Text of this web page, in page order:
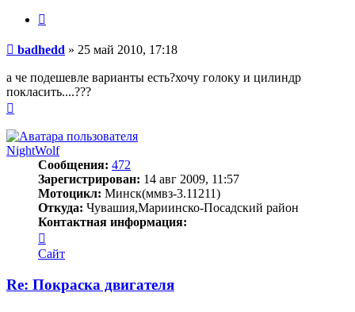
Сообщение
badhedd » 25 май 2010, 17:18
а че подешевле варианты есть?хочу голоку и цилиндр
покласить....???
началу
NightWolf
Сообщения: 472
Зарегистрирован: 14 авг 2009, 11:57
Мотоцикл: Минск(ммвз-3.11211)
Откуда: Чувашия,Мариинско-Посадский район
Контактная информация:
информация
пользователя
Сайт
Re: Покраска двигателя